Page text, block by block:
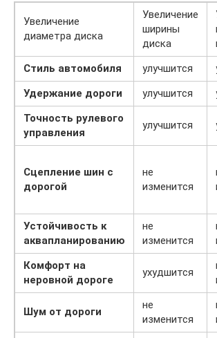
Увеличение
диаметра диска
Увеличение
ширины
диска
Стиль автомобиля
улучшится
Удержание дороги
улучшится
Точность рулевого
управления
улучшится
Сцепление шин с
дорогой
не
изменится
Устойчивость к
аквапланированию
не
изменится
Комфорт на
неровной дороге
ухудшится
Шум от дороги
не
изменится